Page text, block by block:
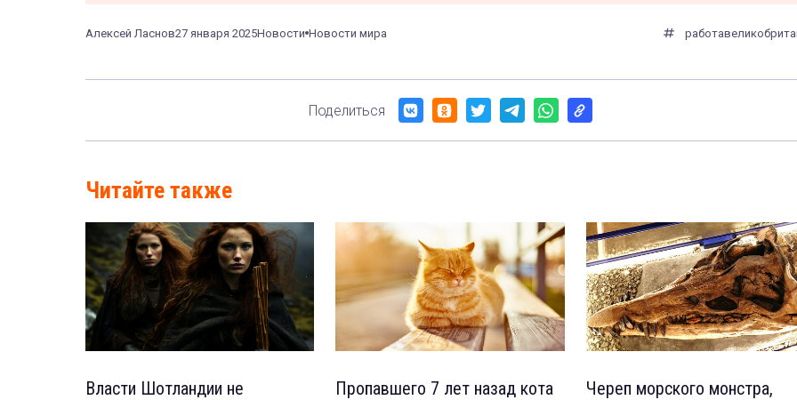
Алексей Ласнов27 января 2025Новости Новости мира работа
Поделиться
Читайте также
Власти Шотландии не
Пропавшего 7 лет назад кота
Череп морского монстра,